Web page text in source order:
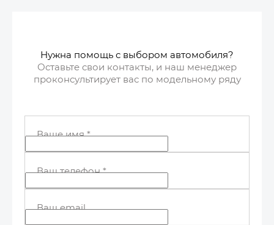
Нужна помощь с выбором автомобиля?
Оставьте свои контакты, и наш менеджер
проконсультирует вас по модельному ряду
Ваше имя*
Ваш телефон*
Ваш email